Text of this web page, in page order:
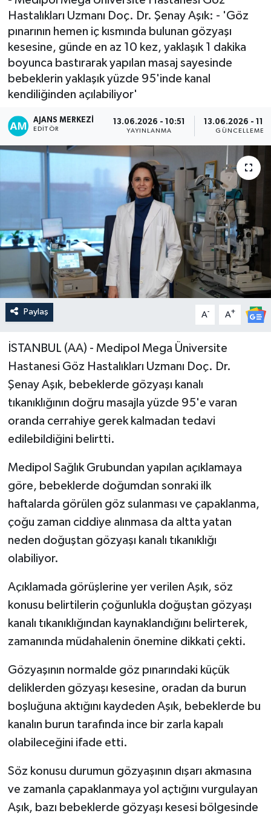
Hastalıkları Uzmanı Doç. Dr. Şenay Aşık: - 'Göz
pınarının hemen iç kısmında bulunan gözyaşı
kesesine, günde en az 10 kez, yaklaşık 1 dakika
boyunca bastırarak yapılan masaj sayesinde
bebeklerin yaklaşık yüzde 95'inde kanal
kendiliğinden açılabiliyor'
AJANS MERKEZI
EDITÖR
13.06.2026 - 10:51
YAYINLANMA
13.06.2026 -
GÜNCELLEME
Paylaş A- A+
İSTANBUL (AA) - Medipol Mega Üniversite
Hastanesi Göz Hastalıkları Uzmanı Doç. Dr.
Şenay Aşık, bebeklerde gözyaşı kanalı
tıkanıklığının doğru masajla yüzde 95'e varan
oranda cerrahiye gerek kalmadan tedavi
edilebildiğini belirtti.
Medipol Sağlık Grubundan yapılan açıklamaya
göre, bebeklerde doğumdan sonraki ilk
haftalarda görülen göz sulanması ve çapaklanma,
çoğu zaman ciddiye alınmasa da altta yatan
neden doğuştan gözyaşı kanalı tıkanıklığı
olabiliyor.
Açıklamada görüşlerine yer verilen Aşık, söz
konusu belirtilerin çoğunlukla doğuştan gözyaşı
kanalı tıkanıklığından kaynaklandığını belirterek,
zamanında müdahalenin önemine dikkati çekti.
Gözyaşının normalde göz pınarındaki küçük
deliklerden gözyaşı kesesine, oradan da burun
boşluğuna aktığını kaydeden Aşık, bebeklerde bu
kanalın burun tarafında ince bir zarla kapalı
olabileceğini ifade etti.
Söz konusu durumun gözyaşının dışarı akmasına
ve zamanla çapaklanmaya yol açtığını vurgulayan
Aşık, bazı bebeklerde gözyaşı kesesi bölgesinde